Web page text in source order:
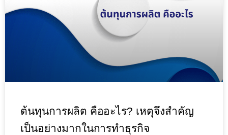
ต้นทุนการผลิต คืออะไร? เหตุจึงสำคัญ
เป็นอย่างมากในการทำธุรกิจ